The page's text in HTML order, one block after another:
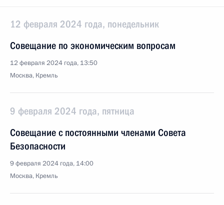
12 февраля 2024 года, понедельник
Совещание по экономическим вопросам
12 февраля 2024 года, 13:50
Москва, Кремль
9 февраля 2024 года, пятница
Совещание с постоянными членами Совета
Безопасности
9 февраля 2024 года, 14:00
Москва, Кремль